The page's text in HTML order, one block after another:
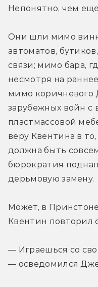
Непонятно, чем
Они шли мимо
автоматов,
связи; мимо бара,
несмотря на
мимо коричневого
зарубежных войн с
пластмассовой
веру Квентина в
должна быть
бюрократия
дерьмовую замену.
Может, в
Квентин повторил
— Играешься со
— осведомился